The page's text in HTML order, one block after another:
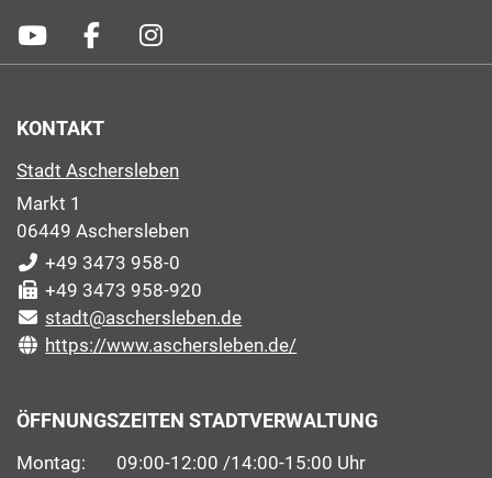
KONTAKT
Stadt Aschersleben
Markt 1
06449 Aschersleben
+49 3473 958-0
+49 3473 958-920
stadt@aschersleben.de
https://www.aschersleben.de/
ÖFFNUNGSZEITEN STADTVERWALTUNG
Montag: 09:00-12:00 /14:00-15:00 Uhr